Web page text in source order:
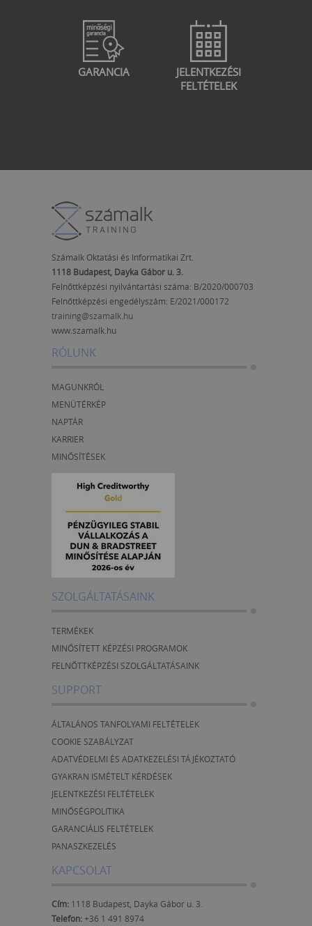
GARANCIA
JELENTKEZÉSI
FELTÉTELEK
Számalk Oktatási és Informatikai Zrt.
1118 Budapest, Dayka Gábor u. 3.
Felnőttképzési nyilvántartási száma: B/2020/000703
Felnőttképzési engedélyszám: E/2021/000172
training@szamalk.hu
www.szamalk.hu
RÓLUNK
MAGUNKRÓL
MENÜTÉRKÉP
NAPTÁR
KARRIER
MINŐSÍTÉSEK
SZOLGÁLTATÁSAINK
TERMÉKEK
MINŐSÍTETT KÉPZÉSI PROGRAMOK
FELNŐTTKÉPZÉSI SZOLGÁLTATÁSAINK
SUPPORT
ÁLTALÁNOS TANFOLYAMI FELTÉTELEK
COOKIE SZABÁLYZAT
ADATVÉDELMI ÉS ADATKEZELÉSI TÁJÉKOZTATÓ
GYAKRAN ISMÉTELT KÉRDÉSEK
JELENTKEZÉSI FELTÉTELEK
MINŐSÉGPOLITIKA
GARANCIÁLIS FELTÉTELEK
PANASZKEZELÉS
KAPCSOLAT
Cím: 1118 Budapest, Dayka Gábor u. 3.
Telefon:+36 1 491 8974